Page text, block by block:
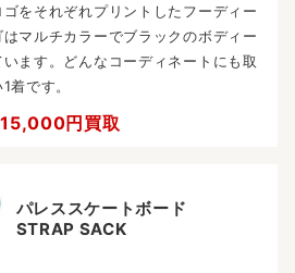
をそれぞれプリントしたフーディー
マルチカラーでブラックのボディー
ます。どんなコーディネートにも取
着です。
15,000円買取
パレススケートボード
STRAP SACK